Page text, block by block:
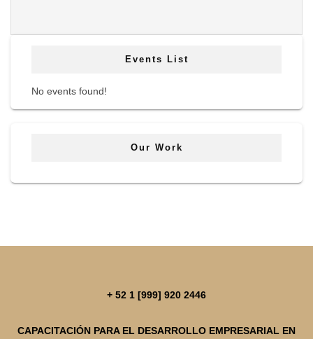
Events List
No events found!
Our Work
+ 52 1 [999] 920 2446
CAPACITACIÓN PARA EL DESARROLLO EMPRESARIAL EN